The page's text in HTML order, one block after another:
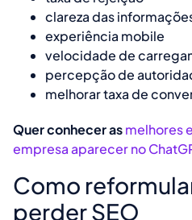
clareza das
experiência mobile
velocidade de
percepção de
melhorar taxa de
Quer conhecer asmelhores
empresa aparecer no
Como
perder SEO